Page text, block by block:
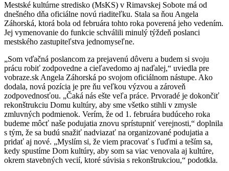
Mestské kultúrne stredisko (MsKS) v Rimavskej Sobote má od
dnešného dňa oficiálne novú riaditeľku. Stala sa ňou Angela
Záhorská, ktorá bola od februára tohto roka poverená jeho vedením.
Jej vymenovanie do funkcie schválili minulý týždeň poslanci
mestského zastupiteľstva jednomyseľne.
„Som vďačná poslancom za prejavenú dôveru a budem si svoju
prácu robiť zodpovedne a cieľavedomo aj naďalej,“ uviedla pre
vobraze.sk Angela Záhorská po svojom oficiálnom nástupe. Ako
dodala, nová pozícia je pre ňu veľkou výzvou a zároveň
zodpovednosťou. „Čaká nás ešte veľa práce. Prvoradé je dokončiť
rekonštrukciu Domu kultúry, aby sme všetko stihli v zmysle
zmluvných podmienok. Verím, že od 1. februára budúceho roka
budeme môcť naše podujatia znovu sprístupniť verejnosti,“ doplnila
s tým, že sa budú snažiť nadviazať na organizované podujatia a
pridať aj nové. „Myslím si, že viem pracovať s ľuďmi a teším sa,
kedy spustíme Dom kultúry, aby som sa viac venovala aj kultúre,
okrem stavebných vecií, ktoré súvisia s rekonštrukciou,“ podotkla.